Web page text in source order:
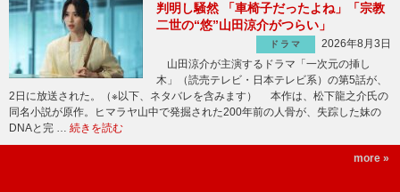
判明し騒然 「車椅子だったよね」「宗教
二世の“悠”山田涼介がつらい」
ドラマ
2026年8月3日
山田涼介が主演するドラマ「一次元の挿し
木」（読売テレビ・日本テレビ系）の第5話が、
2日に放送された。（※以下、ネタバレを含みます） 本作は、松下龍之介氏の
同名小説が原作。ヒマラヤ山中で発掘された200年前の人骨が、失踪した妹の
DNAと完 … 続きを読む
more »